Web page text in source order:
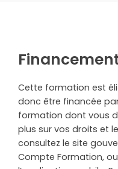
Cette formation est
donc être financée
formation dont vous
plus sur vos droits et
consultez le site
Compte Formation,